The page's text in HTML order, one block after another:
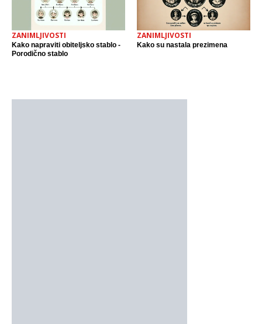
ZANIMLJIVOSTI
Kako napraviti obiteljsko stablo -
Porodično stablo
ZANIMLJIVOSTI
Kako su nastala prezimena